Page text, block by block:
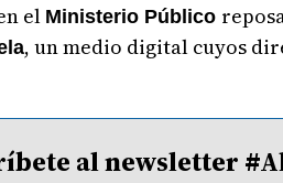
el Ministerio Público
, un medio digital cuyos
al newsletter